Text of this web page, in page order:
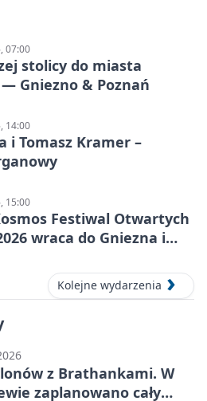
07:00
stolicy do miasta
— Gniezno & Poznań
14:00
i Tomasz Kramer –
15:00
Festiwal Otwartych
wraca do Gniezna i
Kolejne wydarzenia
z Brathankami. W
zaplanowano cały